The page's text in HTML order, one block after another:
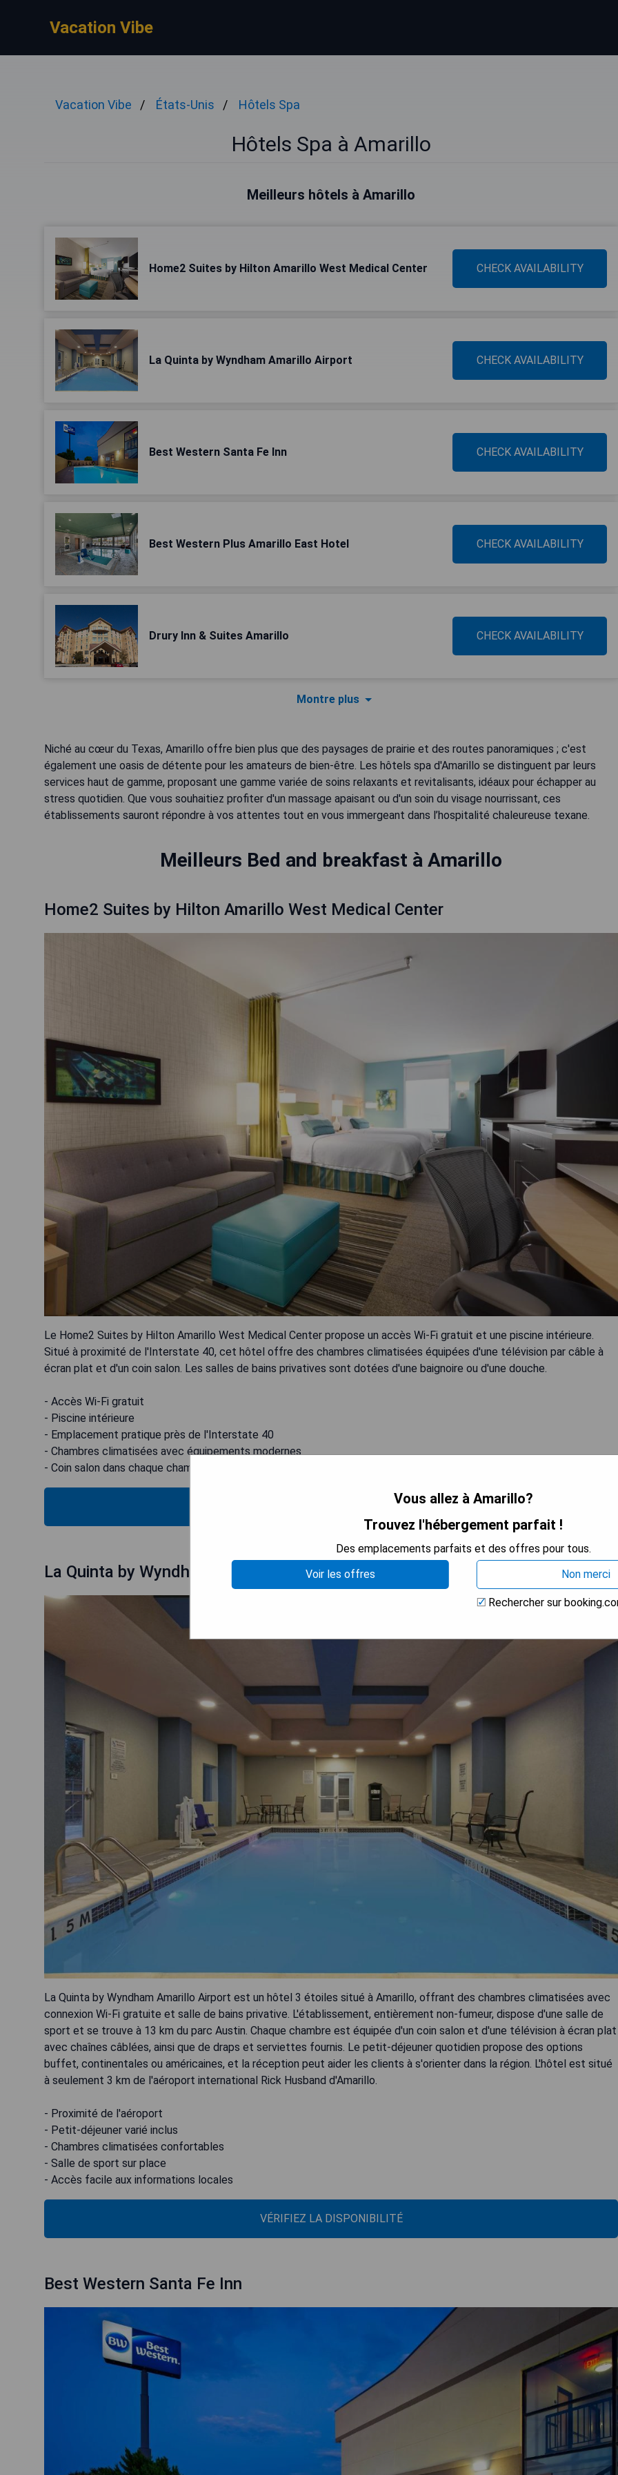
Vacation Vibe
Vacation Vibe États-Unis Hôtels Spa
Hôtels Spa à Amarillo
Meilleurs hôtels à Amarillo
Home2 Suites by Hilton Amarillo West Medical Center CHECK AVAILABILITY
La Quinta by Wyndham Amarillo Airport CHECK AVAILABILITY
Best Western Santa Fe Inn CHECK AVAILABILITY
Best Western Plus Amarillo East Hotel CHECK AVAILABILITY
Drury Inn & Suites Amarillo CHECK AVAILABILITY
Montre plus
Niché au cœur du Texas, Amarillo offre bien plus que des paysages de prairie et des routes panoramiques ; c'est
également une oasis de détente pour les amateurs de bien-être. Les hôtels spa d'Amarillo se distinguent par leurs
services haut de gamme, proposant une gamme variée de soins relaxants et revitalisants, idéaux pour échapper au
stress quotidien. Que vous souhaitiez profiter d'un massage apaisant ou d'un soin du visage nourrissant, ces
établissements sauront répondre à vos attentes tout en vous immergeant dans l’hospitalité chaleureuse texane.
Meilleurs Bed and breakfast à Amarillo
Home2 Suites by Hilton Amarillo West Medical Center
Le Home2 Suites by Hilton Amarillo West Medical Center propose un accès Wi-Fi gratuit et une piscine intérieure.
Situé à proximité de l'Interstate 40, cet hôtel offre des chambres climatisées équipées d'une télévision par câble à
écran plat et d'un coin salon. Les salles de bains privatives sont dotées d'une baignoire ou d'une douche.
- Accès Wi-Fi gratuit
- Piscine intérieure
- Emplacement pratique près de l'Interstate 40
- Chambres climatisées avec équipements modernes
- Coin salon dans chaque chambre
VÉRIFIEZ LA DISPONIBILITÉ
La Quinta by Wyndham Amarillo Airport
La Quinta by Wyndham Amarillo Airport est un hôtel 3 étoiles situé à Amarillo, offrant des chambres climatisées avec
connexion Wi-Fi gratuite et salle de bains privative. L'établissement, entièrement non-fumeur, dispose d'une salle de
sport et se trouve à 13 km du parc Austin. Chaque chambre est équipée d'un coin salon et d'une télévision à écran plat
avec chaînes câblées, ainsi que de draps et serviettes fournis. Le petit-déjeuner quotidien propose des options
buffet, continentales ou américaines, et la réception peut aider les clients à s'orienter dans la région. L'hôtel est situé
à seulement 3 km de l'aéroport international Rick Husband d'Amarillo.
- Proximité de l'aéroport
- Petit-déjeuner varié inclus
- Chambres climatisées confortables
- Salle de sport sur place
- Accès facile aux informations locales
VÉRIFIEZ LA DISPONIBILITÉ
Best Western Santa Fe Inn
Vous allez à Amarillo?
Trouvez l'hébergement parfait !
Des emplacements parfaits et des offres pour tous.
Voir les offres
Non merci
Rechercher sur